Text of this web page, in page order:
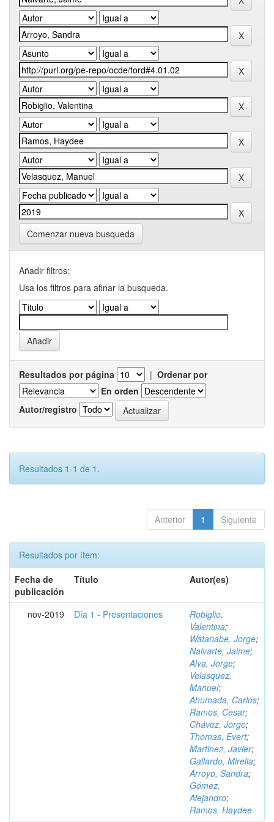
Comenzar nueva busqueda
Añadir filtros:
Usa los filtros para afinar la busqueda.
Resultados por página | Ordenar por
En orden
Autor/registro
Resultados 1-1 de 1.
Anterior 1 Siguiente
Resultados por ítem:
Fecha de
publicación
Título Autor(es)
nov-2019 Día 1 - Presentaciones
Robiglio,
Valentina;
Watanabe, Jorge;
Nalvarte, Jaime;
Alva, Jorge;
Velasquez,
Manuel;
Ahumada, Carlos;
Ramos, Cesar;
Chávez, Jorge;
Thomas, Evert;
Martinez, Javier;
Gallardo, Mirella;
Arroyo, Sandra;
Gómez,
Alejandro;
Ramos, Haydee